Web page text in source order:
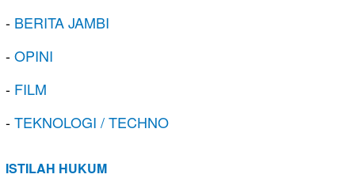
- BERITA JAMBI
-OPINI
- FILM
-TEKNOLOGI / TECHNO
ISTILAH HUKUM